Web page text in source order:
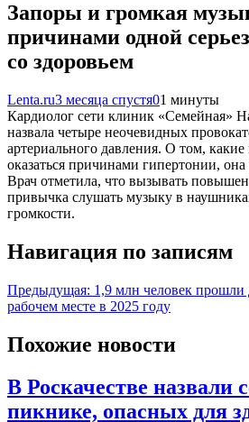
Запоры и громкая
причинами одной
со здоровьем
Lenta.ru3 месяца спустя01 минуты
Кардиолог сети клиник «Семейная»
назвала четыре неочевидных
артериального давления. О том,
оказаться причинами гипертонии, она
Врач отметила, что вызывать
привычка слушать музыку в
громкости.
Навигация по записям
Предыдущая: 1,9 млн человек прошли
рабочем месте в 2025 году
Похожие новости
В Роскачестве назвали
пикнике, опасных для